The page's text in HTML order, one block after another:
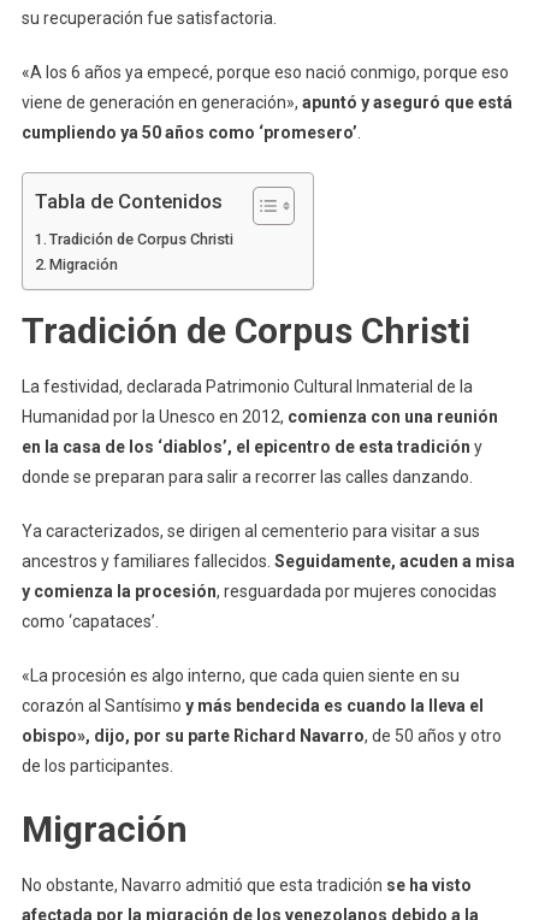
su recuperación fue satisfactoria.
«A los 6 años ya empecé, porque eso nació conmigo, porque eso
viene de generación en generación», apuntó y aseguró que está
cumpliendo ya 50 años como ‘promesero’
Tabla de Contenidos
Tradición de Corpus Christi
Migración
Tradición de Corpus Christi
La festividad, declarada Patrimonio Cultural Inmaterial de la
Humanidad por la Unesco en 2012, comienza con una reunión
en la casa de los ‘diablos’, el epicentro de esta tradición y
donde se preparan para salir a recorrer las calles danzando.
Ya caracterizados, se dirigen al cementerio para visitar a sus
ancestros y familiares fallecidos. Seguidamente, acuden a misa
y comienza la procesión, resguardada por mujeres conocidas
como ‘capataces’.
«La procesión es algo interno, que cada quien siente en su
corazón al Santísimo y más bendecida es cuando la lleva el
obispo», dijo, por su parte Richard Navarro, de 50 años y otro
de los participantes.
Migración
No obstante, Navarro admitió que esta tradición se ha visto
afectada por la migración de los venezolanos debido a la